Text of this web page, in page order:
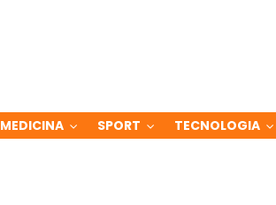
MEDICINA SPORT TECNOLOGIA